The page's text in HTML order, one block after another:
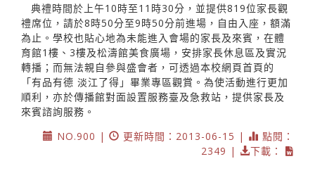
典禮時間於上午10時至11時30分，並提供819位家長觀
禮席位，請於8時50分至9時50分前進場，自由入座，額滿
為止。學校也貼心地為未能進入會場的家長及來賓，在體
育館1樓、3樓及松濤館美食廣場，安排家長休息區及實況
轉播；而無法親自參與盛會者，可透過本校網頁首頁的
「有品有德 淡江了得」畢業專區觀賞。為使活動進行更加
順利，亦於傳播館對面設置服務臺及急救站，提供家長及
來賓諮詢服務。
NO.900 |
更新時間：2013-06-15 |
點閱：
2349 |
下載：